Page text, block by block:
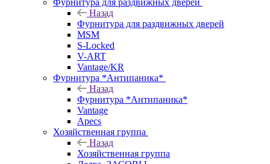
Назад
Фурнитура для раздвижных дверей
MSM
S-Locked
V-ART
Vantage/KR
Фурнитура *Антипаника*
Назад
Фурнитура *Антипаника*
Vantage
Apecs
Хозяйственная группа
Назад
Хозяйственная группа